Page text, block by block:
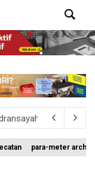
sebagai
Jadi Calon Paskibraka
Chelsea
para-meter